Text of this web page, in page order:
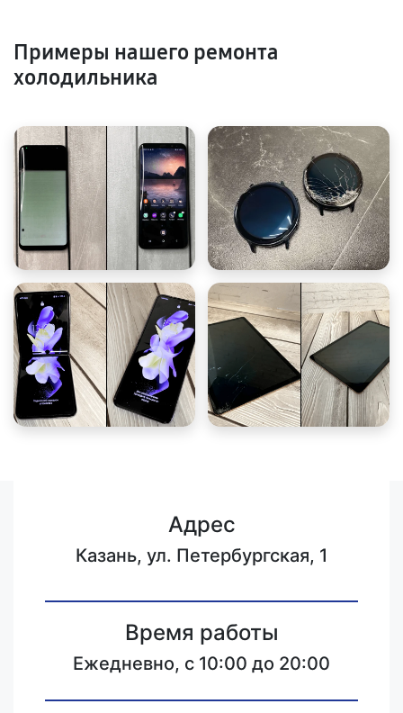
Примеры нашего ремонта
холодильника
Адрес
Казань, ул. Петербургская, 1
Время работы
Ежедневно, с 10:00 до 20:00